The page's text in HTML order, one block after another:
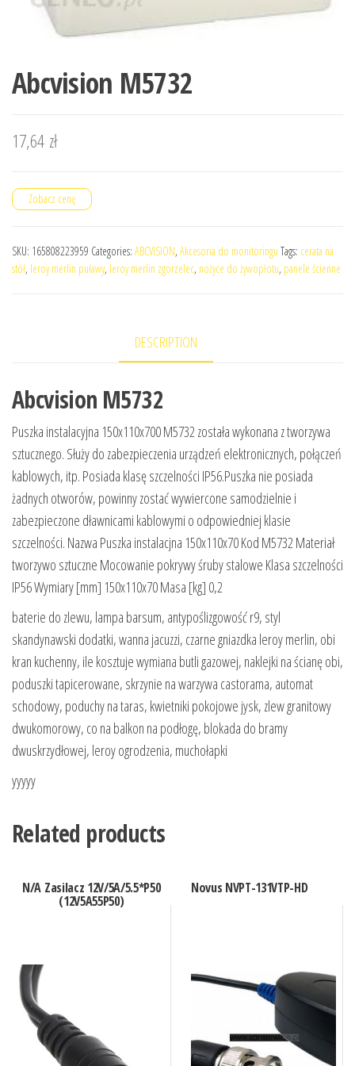
Abcvision M5732
17,64 zł
Zobacz cenę
SKU: 165808223959 Categories: ABCVISION, Akcesoria do monitoringu Tags: cerata na
stół, leroy merlin puławy, leroy merlin zgorzelec, nożyce do żywopłotu, panele ścienne
DESCRIPTION
Abcvision M5732
Puszka instalacyjna 150x110x700 M5732 została wykonana z tworzywa
sztucznego. Służy do zabezpieczenia urządzeń elektronicznych, połączeń
kablowych, itp. Posiada klasę szczelności IP56.Puszka nie posiada
żadnych otworów, powinny zostać wywiercone samodzielnie i
zabezpieczone dławnicami kablowymi o odpowiedniej klasie
szczelności. Nazwa Puszka instalacjna 150x110x70 Kod M5732 Materiał
tworzywo sztuczne Mocowanie pokrywy śruby stalowe Klasa szczelności
IP56 Wymiary [mm] 150x110x70 Masa [kg] 0,2
baterie do zlewu, lampa barsum, antypoślizgowość r9, styl
skandynawski dodatki, wanna jacuzzi, czarne gniazdka leroy merlin, obi
kran kuchenny, ile kosztuje wymiana butli gazowej, naklejki na ścianę obi,
poduszki tapicerowane, skrzynie na warzywa castorama, automat
schodowy, poduchy na taras, kwietniki pokojowe jysk, zlew granitowy
dwukomorowy, co na balkon na podłogę, blokada do bramy
dwuskrzydłowej, leroy ogrodzenia, muchołapki
yyyyy
Related products
N/A Zasilacz 12V/5A/5.5*P50
(12V5A55P50)
Novus NVPT-131VTP-HD